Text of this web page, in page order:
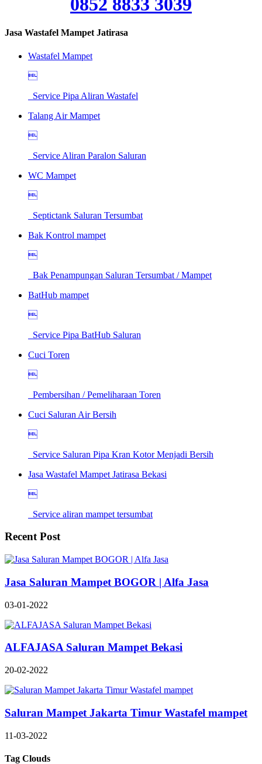
0852 8833 3039
Jasa Wastafel Mampet Jatirasa
Wastafel Mampet

Service Pipa Aliran Wastafel
Talang Air Mampet

Service Aliran Paralon Saluran
WC Mampet

Septictank Saluran Tersumbat
Bak Kontrol mampet

Bak Penampungan Saluran Tersumbat / Mampet
BatHub mampet

Service Pipa BatHub Saluran
Cuci Toren

Pembersihan / Pemeliharaan Toren
Cuci Saluran Air Bersih

Service Saluran Pipa Kran Kotor Menjadi Bersih
Jasa Wastafel Mampet Jatirasa Bekasi

Service aliran mampet tersumbat
Recent Post
Jasa Saluran Mampet BOGOR | Alfa Jasa
03-01-2022
ALFAJASA Saluran Mampet Bekasi
20-02-2022
Saluran Mampet Jakarta Timur Wastafel mampet
11-03-2022
Tag Clouds